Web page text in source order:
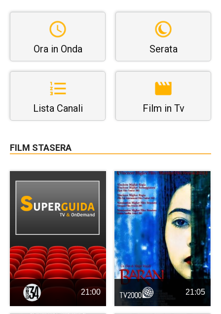
Ora in Onda Serata
Lista Canali Film in Tv
FILM STASERA
21:00 21:05